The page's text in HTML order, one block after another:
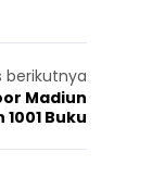
berikutnya
Buku